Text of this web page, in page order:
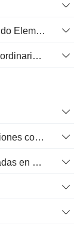
Ingreso Neto para el Común Incluyendo Elementos Extraordinarios
Resultado neto atribuible a acciones ordinarias excl. elementos extraordinarios
Beneficio básico por acción - Operaciones continuas
Acciones Básicas Promedio Ponderadas en Circulación